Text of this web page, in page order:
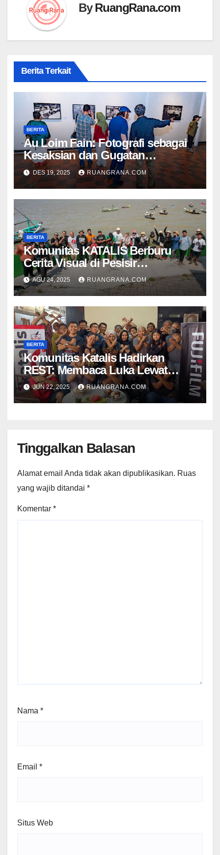
ByRuangRana.com
Berita Terkait
BERITA
Au Loim Fain: Fotografi sebagai
Kesaksian dan Gugatan
Kemanusiaan
DES 19, 2025 RUANGRANA.COM
BERITA
Komunitas KATALIS Berburu
Cerita Visual di Pesisir
Nambangan
AGU 24, 2025 RUANGRANA.COM
BERITA
Komunitas Katalis Hadirkan
REST: Membaca Luka Lewat
Keheningan, Menyulam Makna
Lewat Visual
JUN 22, 2025 RUANGRANA.COM
Tinggalkan Balasan
Alamat email Anda tidak akan dipublikasikan. Ruas
yang wajib ditandai *
Komentar *
Nama *
Email *
Situs Web